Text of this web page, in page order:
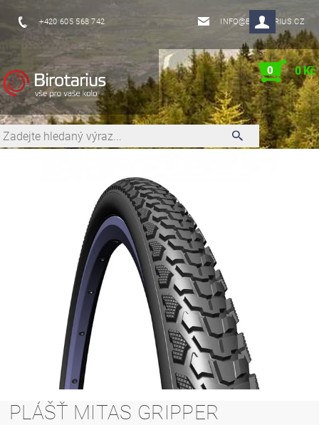
+420 605 568 742 INFO@BIROTARIUS.CZ
0 0 Kč
PLÁŠŤ MITAS GRIPPER